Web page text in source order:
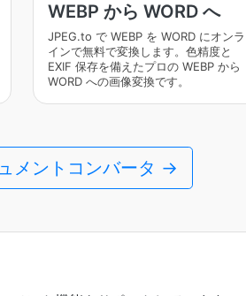
WEBP から WORD へ
JPEG.to で WEBP を WORD にオンラ
インで無料で変換します。色精度と
EXIF 保存を備えたプロの WEBP から
WORD への画像変換です。
メントコンバータ →